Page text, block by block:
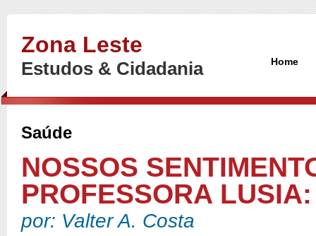
Zona Leste
Estudos & Cidadania Home
Saúde
NOSSOS
PROFESSORA LUSIA:
por: Valter A. Costa